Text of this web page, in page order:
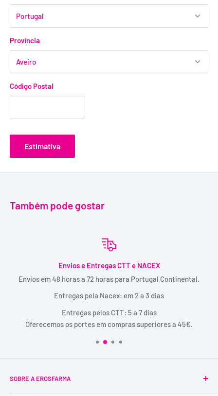
Província
Código Postal
Estimativa
Também pode gostar
Envios e Entregas CTT e NACEX
Envios em 48 horas a 72 horas para Portugal Continental.
Entregas pela Nacex: em 2 a 3 dias
Entregas pelos CTT: 5 a 7 dias
Oferecemos os portes em compras superiores a 45€.
SOBRE A EROSFARMA